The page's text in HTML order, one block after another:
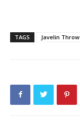
TAGS Javelin Throw